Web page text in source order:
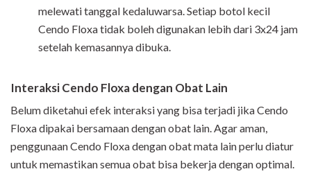
melewati tanggal kedaluwarsa. Setiap botol kecil
Cendo Floxa tidak boleh digunakan lebih dari 3x24 jam
setelah kemasannya dibuka.
Interaksi Cendo Floxa dengan Obat Lain
Belum diketahui efek interaksi yang bisa terjadi jika Cendo
Floxa dipakai bersamaan dengan obat lain. Agar aman,
penggunaan Cendo Floxa dengan obat mata lain perlu diatur
untuk memastikan semua obat bisa bekerja dengan optimal.